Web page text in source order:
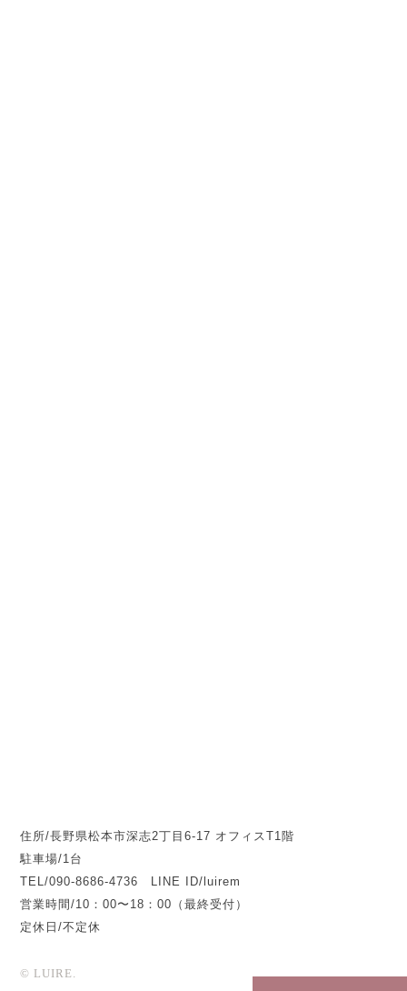
住所/長野県松本市深志2丁目6-17 オフィスT1階
駐車場/1台
TEL/090-8686-4736 LINE ID/luirem
営業時間/10：00〜18：00（最終受付）
定休日/不定休
© LUIRE.